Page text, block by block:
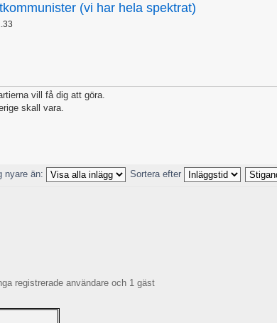
(vi har hela spektrat)
vill få dig att göra.
skall vara.
nyare än: Sortera efter
registrerade användare och 1 gäst